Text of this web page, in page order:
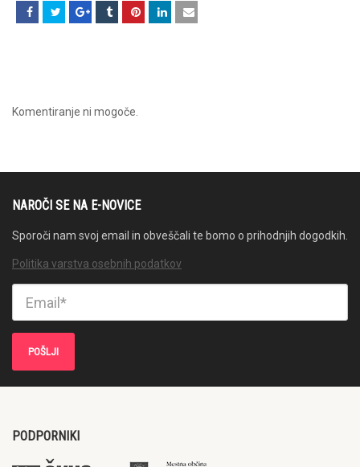
Komentiranje ni mogoče.
NAROČI SE NA E-NOVICE
Sporoči nam svoj email in obveščali te bomo o prihodnjih dogodkih.
Politika varstva osebnih podatkov
PODPORNIKI